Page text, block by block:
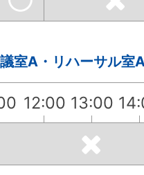
室A・リハーサル室A
12:00 13:00